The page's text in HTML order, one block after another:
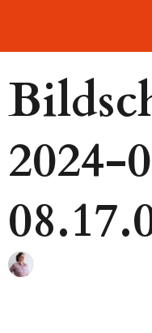
2024-